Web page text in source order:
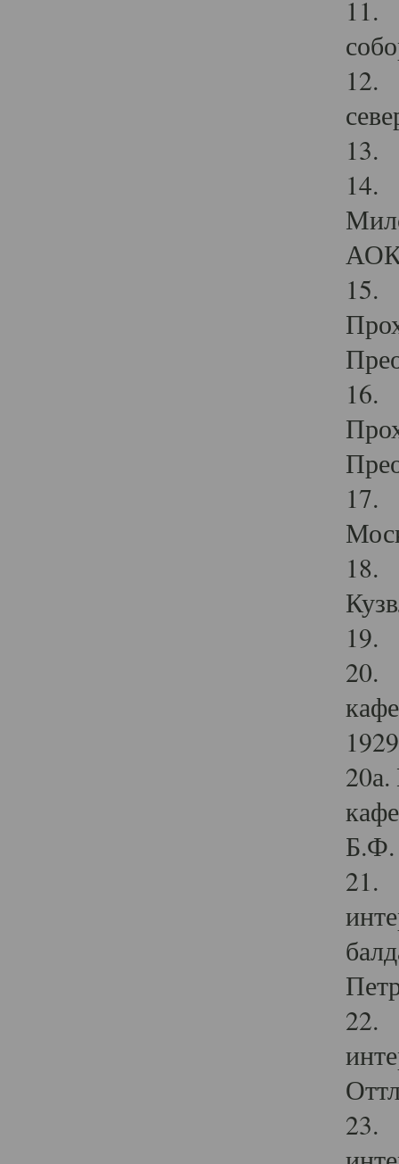
11.
12.
13.
14.
15.
16.
17.
18.
19.
20.
Б.Ф.
21.
22.
23.